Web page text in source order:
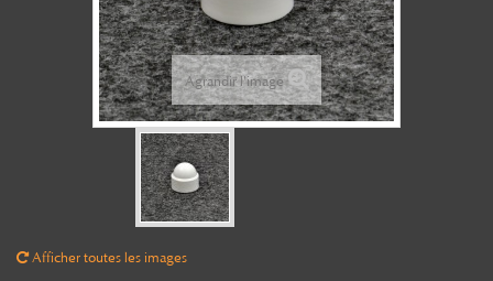
Agrandir l'image
Afficher toutes les images